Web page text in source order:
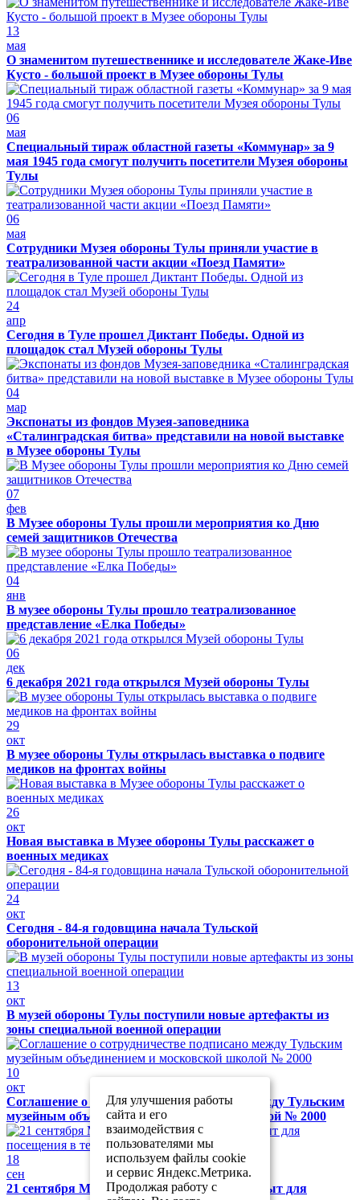
13
мая
О знаменитом путешественнике и исследователе Жаке-Иве
Кусто - большой проект в Музее обороны Тулы
06
мая
Специальный тираж областной газеты «Коммунар» за 9
мая 1945 года смогут получить посетители Музея обороны
Тулы
06
мая
Сотрудники Музея обороны Тулы приняли участие в
театрализованной части акции «Поезд Памяти»
24
апр
Сегодня в Туле прошел Диктант Победы. Одной из
площадок стал Музей обороны Тулы
04
мар
Экспонаты из фондов Музея-заповедника
«Сталинградская битва» представили на новой выставке
в Музее обороны Тулы
07
фев
В Музее обороны Тулы прошли мероприятия ко Дню
семей защитников Отечества
04
янв
В музее обороны Тулы прошло театрализованное
представление «Елка Победы»
06
дек
6 декабря 2021 года открылся Музей обороны Тулы
29
окт
В музее обороны Тулы открылась выставка о подвиге
медиков на фронтах войны
26
окт
Новая выставка в Музее обороны Тулы расскажет о
военных медиках
24
окт
Сегодня - 84-я годовщина начала Тульской
оборонительной операции
13
окт
В музей обороны Тулы поступили новые артефакты из
зоны специальной военной операции
10
окт
Соглашение о сотрудничестве подписано между Тульским
музейным объединением и московской школой № 2000
18
сен
21 сентября Музей обороны Тулы будет закрыт для
Для улучшения работы
сайта и его
взаимодействия с
пользователями мы
используем файлы cookie
и сервис Яндекс.Метрика.
Продолжая работу с